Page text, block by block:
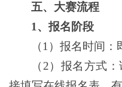
五、大赛流程
1、报名阶段
（1）报名时间：
（2）报名方式